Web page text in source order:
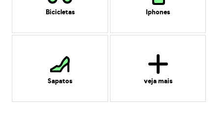
Bicicletas Iphones
Sapatos veja mais